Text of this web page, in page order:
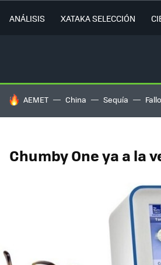
ANÁLISIS XATAKA SELECCIÓN
HOY SE HABLA DE
AEMET China Sequía
Chumby One ya a la